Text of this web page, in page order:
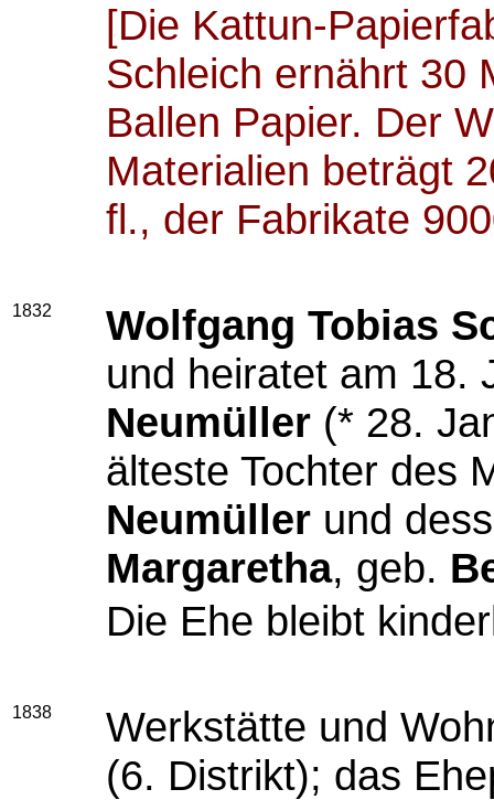
[Die Kattun-
Schleich ernährt 30
Ballen Papier. Der
Materialien beträgt
fl., der Fabrikate
1832
Wolfgang Tobias
und heiratet am 18.
Neumüller (* 28.
älteste Tochter des
Neumüller und
Margaretha, geb.
Die Ehe bleibt
1838
Werkstätte und
(6. Distrikt); das